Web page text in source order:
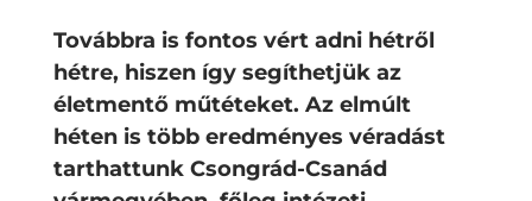
Továbbra is fontos vért adni hétről
hétre, hiszen így segíthetjük az
életmentő műtéteket. Az elmúlt
héten is több eredményes véradást
tarthattunk Csongrád-Csanád